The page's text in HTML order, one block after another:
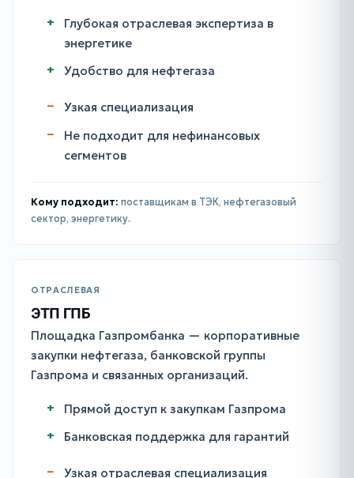
Глубокая отраслевая экспертиза в
энергетике
Удобство для нефтегаза
Узкая специализация
Не подходит для нефинансовых
сегментов
Кому подходит: поставщикам в ТЭК, нефтегазовый
сектор, энергетику.
ОТРАСЛЕВАЯ
ЭТП ГПБ
Площадка Газпромбанка — корпоративные
закупки нефтегаза, банковской группы
Газпрома и связанных организаций.
Прямой доступ к закупкам Газпрома
Банковская поддержка для гарантий
Узкая отраслевая специализация